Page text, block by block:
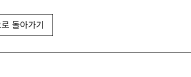
돌아가기